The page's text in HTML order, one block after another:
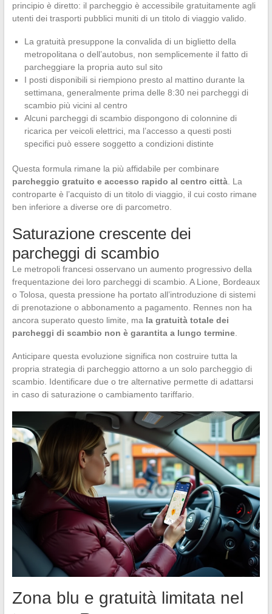
principio è diretto: il parcheggio è accessibile gratuitamente agli
utenti dei trasporti pubblici muniti di un titolo di viaggio valido.
La gratuità presuppone la convalida di un biglietto della
metropolitana o dell’autobus, non semplicemente il fatto di
parcheggiare la propria auto sul sito
I posti disponibili si riempiono presto al mattino durante la
settimana, generalmente prima delle 8:30 nei parcheggi di
scambio più vicini al centro
Alcuni parcheggi di scambio dispongono di colonnine di
ricarica per veicoli elettrici, ma l’accesso a questi posti
specifici può essere soggetto a condizioni distinte
Questa formula rimane la più affidabile per combinare
parcheggio gratuito e accesso rapido al centro città. La
controparte è l’acquisto di un titolo di viaggio, il cui costo rimane
ben inferiore a diverse ore di parcometro.
Saturazione crescente dei
parcheggi di scambio
Le metropoli francesi osservano un aumento progressivo della
frequentazione dei loro parcheggi di scambio. A Lione, Bordeaux
o Tolosa, questa pressione ha portato all’introduzione di sistemi
di prenotazione o abbonamento a pagamento. Rennes non ha
ancora superato questo limite, ma la gratuità totale dei
parcheggi di scambio non è garantita a lungo termine.
Anticipare questa evoluzione significa non costruire tutta la
propria strategia di parcheggio attorno a un solo parcheggio di
scambio. Identificare due o tre alternative permette di adattarsi
in caso di saturazione o cambiamento tariffario.
Zona blu e gratuità limitata nel